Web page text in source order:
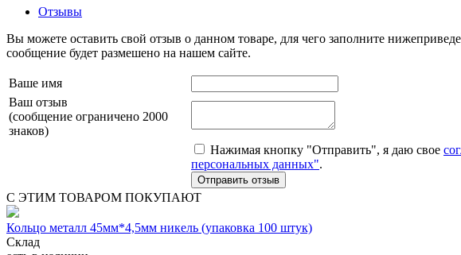
Отзывы
Вы можете оставить свой отзыв о данном товаре, для чего заполните
сообщение будет размешено на нашем сайте.
Ваше имя
Ваш отзыв
(сообщение ограничено 2000
знаков)
Нажимая кнопку "Отправить", я даю свое
персональных данных".
С ЭТИМ ТОВАРОМ ПОКУПАЮТ
Кольцо металл 45мм*4,5мм никель (упаковка 100 штук)
Склад